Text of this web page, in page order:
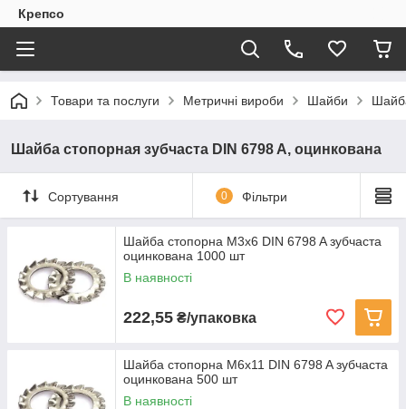
Крепсо
Товари та послуги Метричні вироби Шайби
Шайба стопорная зубчаста DIN 6798 A, оцинкована
Сортування 0 Фільтри
Шайба стопорна M3x6 DIN 6798 A зубчаста
оцинкована 1000 шт
В наявності
222,55 ₴/упаковка
Шайба стопорна M6x11 DIN 6798 A зубчаста
оцинкована 500 шт
В наявності